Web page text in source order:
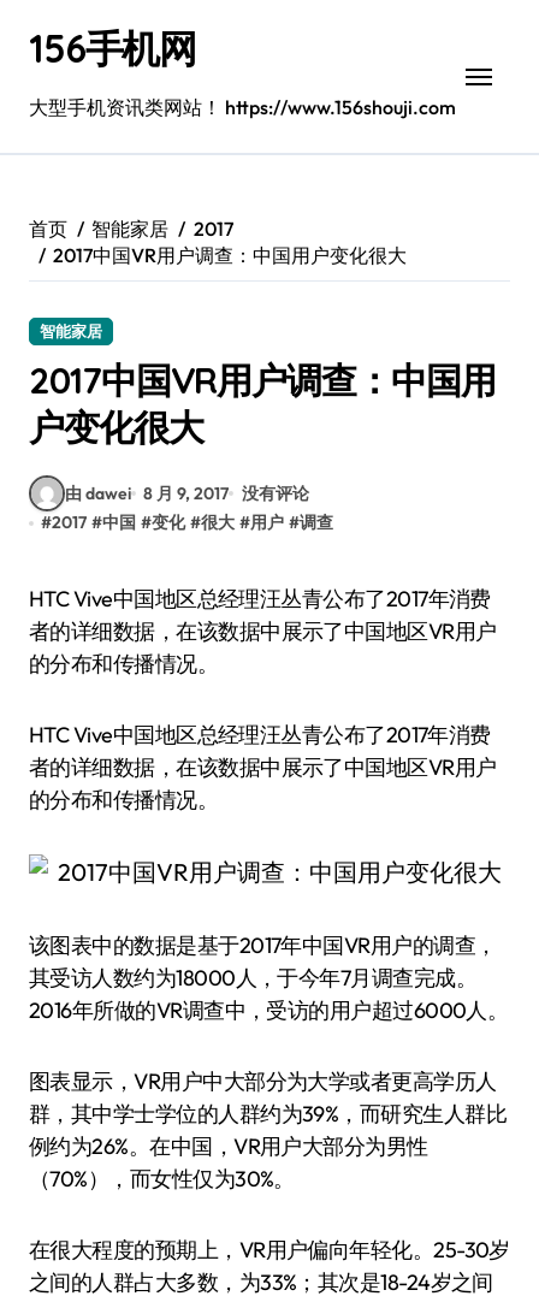
156手机网
大型手机资讯类网站！ https://www.156shouji.com
首页 智能家居
2017
2017中国VR用户调查：中国用户变化很大
智能家居
2017中国VR用户调查：中国用
户变化很大
由 dawei 8 月 9, 2017 没有评论
#2017 #中国 #变化 #很大 #用户 #调查
HTC Vive中国地区总经理汪丛青公布了2017年消费
者的详细数据，在该数据中展示了中国地区VR用户
的分布和传播情况。
HTC Vive中国地区总经理汪丛青公布了2017年消费
者的详细数据，在该数据中展示了中国地区VR用户
的分布和传播情况。
该图表中的数据是基于2017年中国VR用户的调查，
其受访人数约为18000人，于今年7月调查完成。
2016年所做的VR调查中，受访的用户超过6000人。
图表显示，VR用户中大部分为大学或者更高学历人
群，其中学士学位的人群约为39%，而研究生人群比
例约为26%。在中国，VR用户大部分为男性
（70%），而女性仅为30%。
在很大程度的预期上，VR用户偏向年轻化。25-30岁
之间的人群占大多数，为33%；其次是18-24岁之间